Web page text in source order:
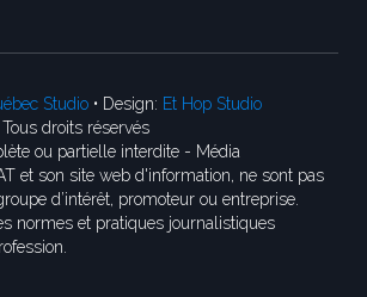
Studio • Design: Et Hop Studio
droits réservés
ou partielle interdite - Média
et son site web d'information, ne sont pas
d’intérêt, promoteur ou entreprise.
normes et pratiques journalistiques